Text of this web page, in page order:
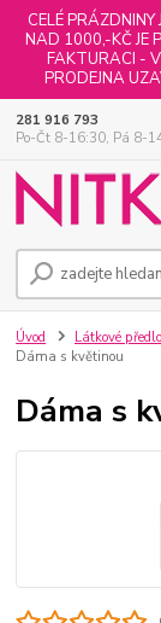
CELÉ
NAD 1000,-KČ JE
FAKTURACI -
PRODEJNA
281 916 793
Po-Čt 8-16:30, Pá 8-
Úvod Látkové
Dáma s květinou
Dáma s